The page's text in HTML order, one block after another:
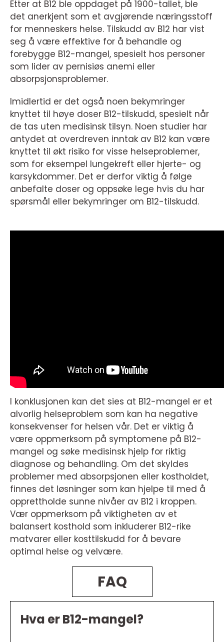
Etter at B12 ble oppdaget på 1900-tallet, ble
det anerkjent som et avgjørende næringsstoff
for menneskers helse. Tilskudd av B12 har vist
seg å være effektive for å behandle og
forebygge B12-mangel, spesielt hos personer
som lider av pernisiøs anemi eller
absorpsjonsproblemer.
Imidlertid er det også noen bekymringer
knyttet til høye doser B12-tilskudd, spesielt når
de tas uten medisinsk tilsyn. Noen studier har
antydet at overdreven inntak av B12 kan være
knyttet til økt risiko for visse helseproblemer,
som for eksempel lungekreft eller hjerte- og
karsykdommer. Det er derfor viktig å følge
anbefalte doser og oppsøke lege hvis du har
spørsmål eller bekymringer om B12-tilskudd.
I konklusjonen kan det sies at B12-mangel er et
alvorlig helseproblem som kan ha negative
konsekvenser for helsen vår. Det er viktig å
være oppmerksom på symptomene på B12-
mangel og søke medisinsk hjelp for riktig
diagnose og behandling. Om det skyldes
problemer med absorpsjonen eller kostholdet,
finnes det løsninger som kan hjelpe til med å
opprettholde sunne nivåer av B12 i kroppen.
Vær oppmerksom på viktigheten av et
balansert kosthold som inkluderer B12-rike
matvarer eller kosttilskudd for å bevare
optimal helse og velvære.
FAQ
Hva er B12-mangel?